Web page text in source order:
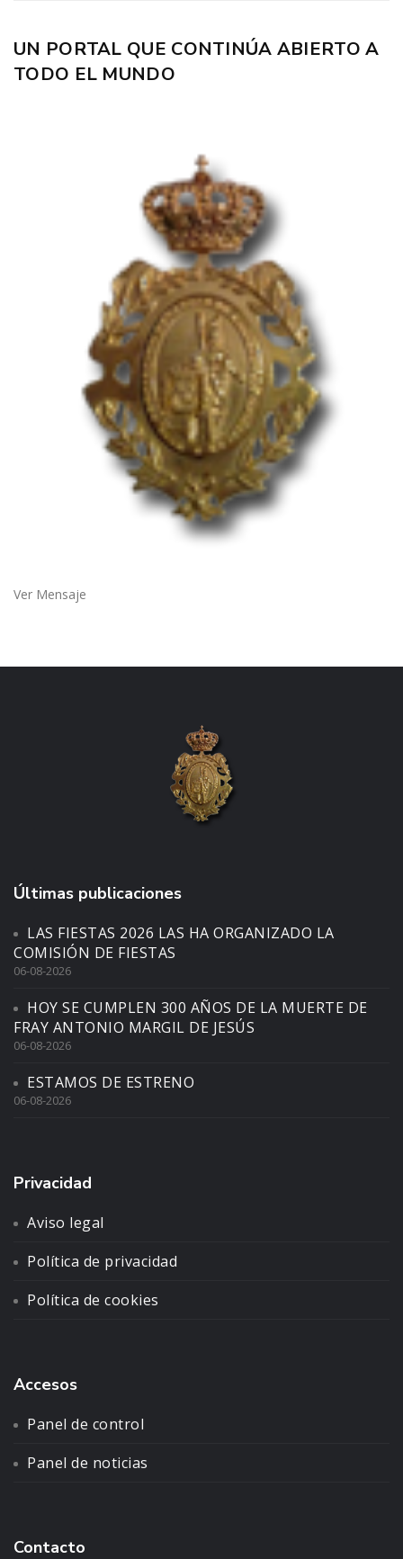
UN PORTAL QUE CONTINÚA ABIERTO A
TODO EL MUNDO
Ver Mensaje
Últimas publicaciones
LAS FIESTAS 2026 LAS HA ORGANIZADO LA
COMISIÓN DE FIESTAS
06-08-2026
HOY SE CUMPLEN 300 AÑOS DE LA MUERTE DE
FRAY ANTONIO MARGIL DE JESÚS
06-08-2026
ESTAMOS DE ESTRENO
06-08-2026
Privacidad
Aviso legal
Política de privacidad
Política de cookies
Accesos
Panel de control
Panel de noticias
Contacto